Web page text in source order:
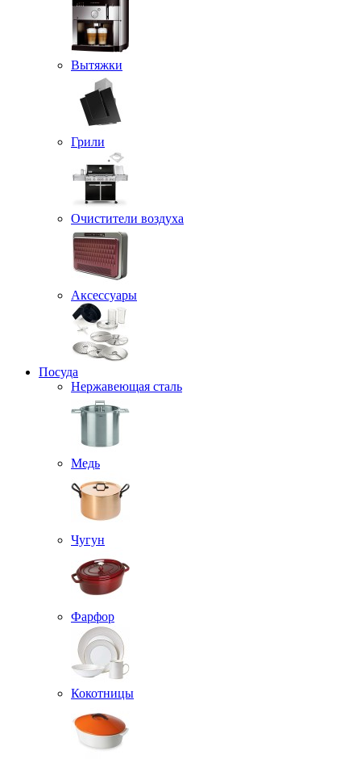
Вытяжки
Грили
Очистители воздуха
Аксессуары
Посуда
Нержавеющая сталь
Медь
Чугун
Фарфор
Кокотницы